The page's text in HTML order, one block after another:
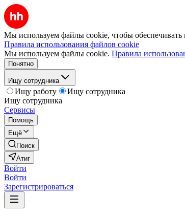
Мы используем файлы cookie, чтобы обеспечивать
Правила использования файлов cookie
Мы используем файлы cookie. Правила
Понятно
Ищу сотрудника
Ищу работу
Ищу сотрудника
Ищу сотрудника
Сервисы
Помощь
Ещё
Поиск
Атиг
Войти
Войти
Зарегистрироваться